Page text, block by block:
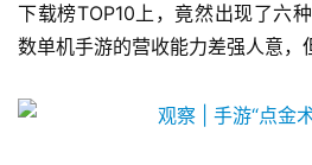
游
下载榜TOP10上，竟然出现了六
数单机手游的营收能力差强人意，